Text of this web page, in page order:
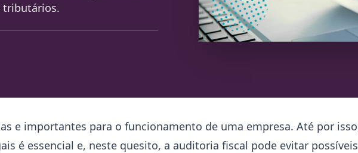
tributários.
e importantes para o funcionamento de uma empresa. Até por
é essencial e, neste quesito, a auditoria fiscal pode evitar